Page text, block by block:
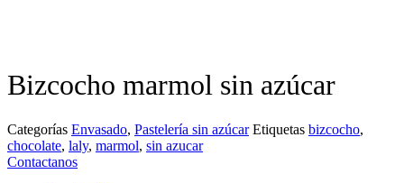
Bizcocho marmol sin azúcar
Categorías Envasado, Pastelería sin azúcar Etiquetas bizcocho,
chocolate, laly, marmol, sin azucar
Contactanos